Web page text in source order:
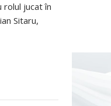
jucat în
Sitaru,